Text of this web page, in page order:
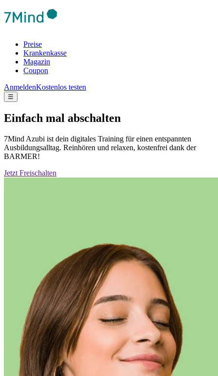
Preise
Krankenkasse
Magazin
Coupon
AnmeldenKostenlos testen
☰
Einfach mal abschalten
7Mind Azubi ist dein digitales Training für einen entspannten
Ausbildungsalltag. Reinhören und relaxen, kostenfrei dank der
BARMER!
Jetzt Freischalten